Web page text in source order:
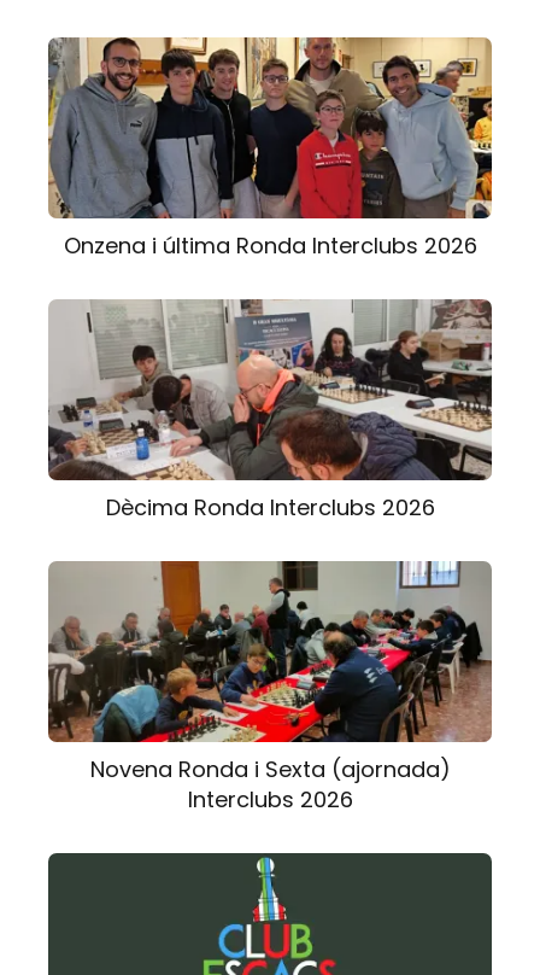
Onzena i última Ronda Interclubs 2026
Dècima Ronda Interclubs 2026
Novena Ronda i Sexta (ajornada)
Interclubs 2026